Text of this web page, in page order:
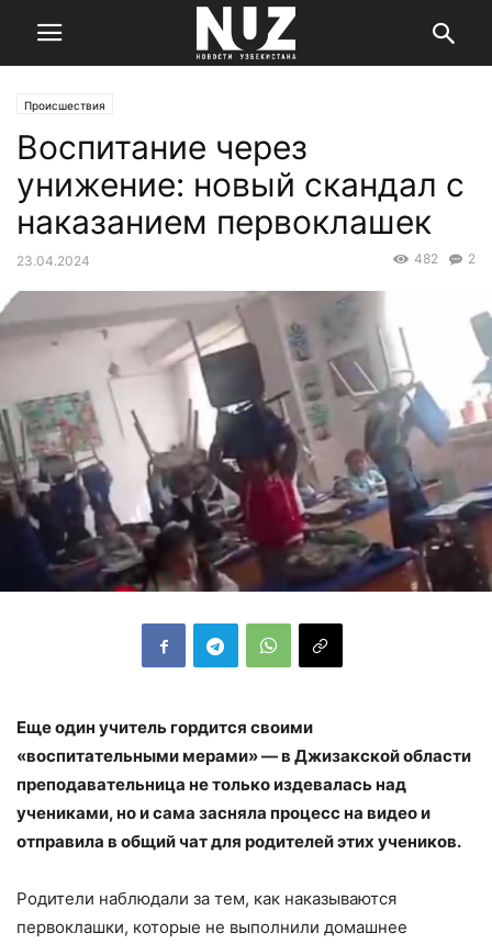
Происшествия
Воспитание через
унижение: новый скандал с
наказанием первоклашек
23.04.2024 2
482
Еще один учитель гордится своими
«воспитательными мерами» — в Джизакской области
преподавательница не только издевалась над
учениками, но и сама засняла процесс на видео и
отправила в общий чат для родителей этих учеников.
Родители наблюдали за тем, как наказываются
первоклашки, которые не выполнили домашнее